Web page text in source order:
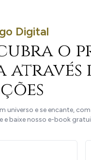
Digital
o
através
universo e se encante,
e baixe nosso e-book